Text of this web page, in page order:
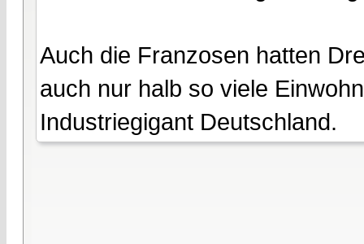
Auch die Franzosen hatten
auch nur halb so viele
Industriegigant Deutschland.